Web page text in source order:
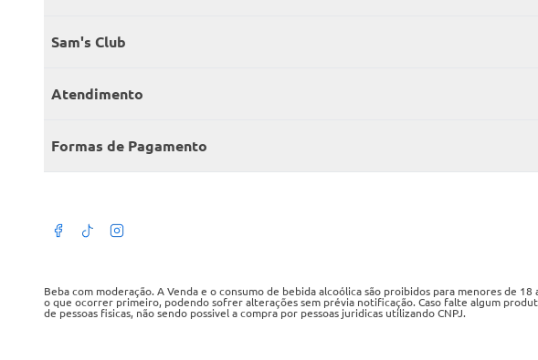
Quem somos
Encontre um Clube
Sam's Club
Seja sócio
Member’s Mark
Atendimento
Fale conosco
Atendimento em libras
Termos de Uso
Política de privacidade
Formas de Pagamento
Beba com moderação. A Venda e o consumo de bebida alcoólica são proibidos para menores de
o que ocorrer primeiro, podendo sofrer alterações sem prévia notificação. Caso falte algum
de pessoas fisicas, não sendo possivel a compra por pessoas juridicas utilizando CNPJ.